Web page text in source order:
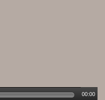
00:00